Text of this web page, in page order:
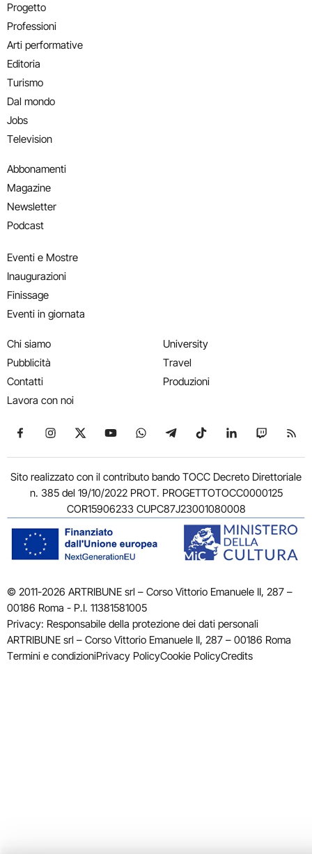
Progetto
Professioni
Arti performative
Editoria
Turismo
Dal mondo
Jobs
Television
Abbonamenti
Magazine
Newsletter
Podcast
Eventi e Mostre
Inaugurazioni
Finissage
Eventi in giornata
Chi siamo
Pubblicità
Contatti
Lavora con noi
University
Travel
Produzioni
Seguici su Facebook
Seguici su Instagram
Seguici su X
Seguici su YouTube
Seguici su WhatsApp
Seguici su Telegram
Seguici su TikTok
Seguici su
Seguici
Sito realizzato con il contributo bando TOCC Decreto Direttoriale
n. 385 del 19/10/2022 PROT. PROGETTOTOCC0000125
COR15906233 CUPC87J23001080008
© 2011-2026 ARTRIBUNE srl – Corso Vittorio Emanuele II, 287 –
00186 Roma - P.I. 11381581005
Privacy: Responsabile della protezione dei dati personali
ARTRIBUNE srl – Corso Vittorio Emanuele II, 287 – 00186 Roma
Termini e condizioniPrivacy PolicyCookie PolicyCredits